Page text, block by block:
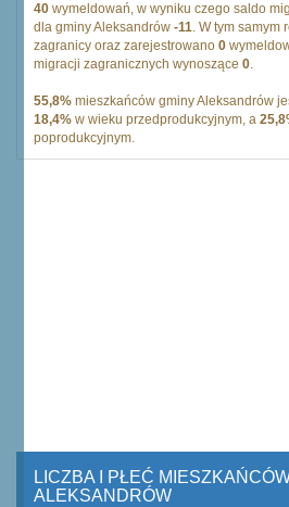
40 wymeldowań, w wyniku czego saldo
dla gminy Aleksandrów -11. W tym samym
zagranicy oraz zarejestrowano 0
migracji zagranicznych wynoszące 0.
55,8% mieszkańców gminy Aleksandrów
18,4% w wieku przedprodukcyjnym, a
poprodukcyjnym.
LICZBA I PŁEĆ
ALEKSANDRÓW